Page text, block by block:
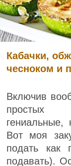
Кабачки,
чесноком и
Включив
простых
гениальные,
Вот моя
подать как
подавать).